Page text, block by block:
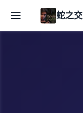
蛇之